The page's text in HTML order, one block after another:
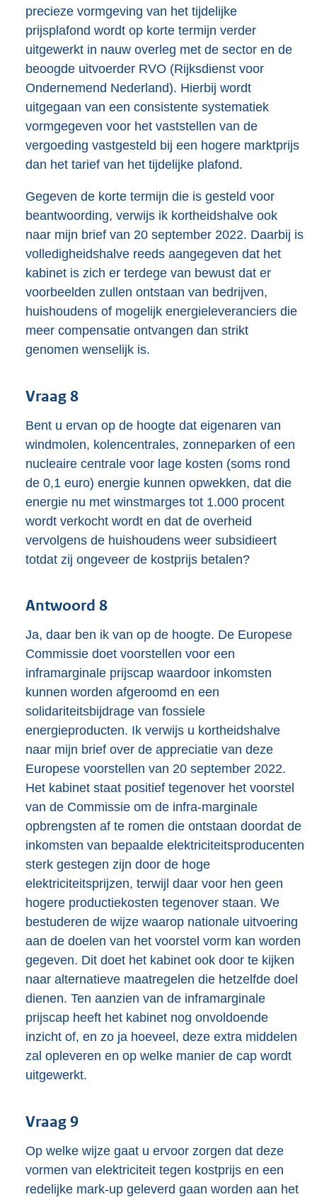
precieze vormgeving van het tijdelijke
prijsplafond wordt op korte termijn verder
uitgewerkt in nauw overleg met de sector en de
beoogde uitvoerder RVO (Rijksdienst voor
Ondernemend Nederland). Hierbij wordt
uitgegaan van een consistente systematiek
vormgegeven voor het vaststellen van de
vergoeding vastgesteld bij een hogere marktprijs
dan het tarief van het tijdelijke plafond.
Gegeven de korte termijn die is gesteld voor
beantwoording, verwijs ik kortheidshalve ook
naar mijn brief van 20 september 2022. Daarbij is
volledigheidshalve reeds aangegeven dat het
kabinet is zich er terdege van bewust dat er
voorbeelden zullen ontstaan van bedrijven,
huishoudens of mogelijk energieleveranciers die
meer compensatie ontvangen dan strikt
genomen wenselijk is.
Vraag 8
Bent u ervan op de hoogte dat eigenaren van
windmolen, kolencentrales, zonneparken of een
nucleaire centrale voor lage kosten (soms rond
de 0,1 euro) energie kunnen opwekken, dat die
energie nu met winstmarges tot 1.000 procent
wordt verkocht wordt en dat de overheid
vervolgens de huishoudens weer subsidieert
totdat zij ongeveer de kostprijs betalen?
Antwoord 8
Ja, daar ben ik van op de hoogte. De Europese
Commissie doet voorstellen voor een
inframarginale prijscap waardoor inkomsten
kunnen worden afgeroomd en een
solidariteitsbijdrage van fossiele
energieproducten. Ik verwijs u kortheidshalve
naar mijn brief over de appreciatie van deze
Europese voorstellen van 20 september 2022.
Het kabinet staat positief tegenover het voorstel
van de Commissie om de infra-marginale
opbrengsten af te romen die ontstaan doordat de
inkomsten van bepaalde elektriciteitsproducenten
sterk gestegen zijn door de hoge
elektriciteitsprijzen, terwijl daar voor hen geen
hogere productiekosten tegenover staan. We
bestuderen de wijze waarop nationale uitvoering
aan de doelen van het voorstel vorm kan worden
gegeven. Dit doet het kabinet ook door te kijken
naar alternatieve maatregelen die hetzelfde doel
dienen. Ten aanzien van de inframarginale
prijscap heeft het kabinet nog onvoldoende
inzicht of, en zo ja hoeveel, deze extra middelen
zal opleveren en op welke manier de cap wordt
uitgewerkt.
Vraag 9
Op welke wijze gaat u ervoor zorgen dat deze
vormen van elektriciteit tegen kostprijs en een
redelijke mark-up geleverd gaan worden aan het